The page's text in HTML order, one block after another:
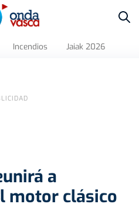
Incendios Jaiak 2026
a
motor clásico